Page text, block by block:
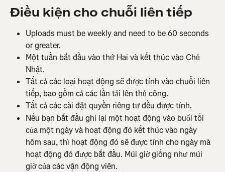
Điều kiện cho chuỗi liên tiếp
Uploads must be weekly and need to be 60 seconds
or greater.
Một tuần bắt đầu vào thứ Hai và kết thúc vào Chủ
Nhật.
Tất cả các loại hoạt động sẽ được tính vào chuỗi liên
tiếp, bao gồm cả các lần tải lên thủ công.
Tất cả các cài đặt quyền riêng tư đều được tính.
Nếu bạn bắt đầu ghi lại một hoạt động vào buổi tối
của một ngày và hoạt động đó kết thúc vào ngày
hôm sau, thì hoạt động đó sẽ được tính cho ngày mà
hoạt động đó được bắt đầu. Múi giờ giống như múi
giờ của các vận động viên.